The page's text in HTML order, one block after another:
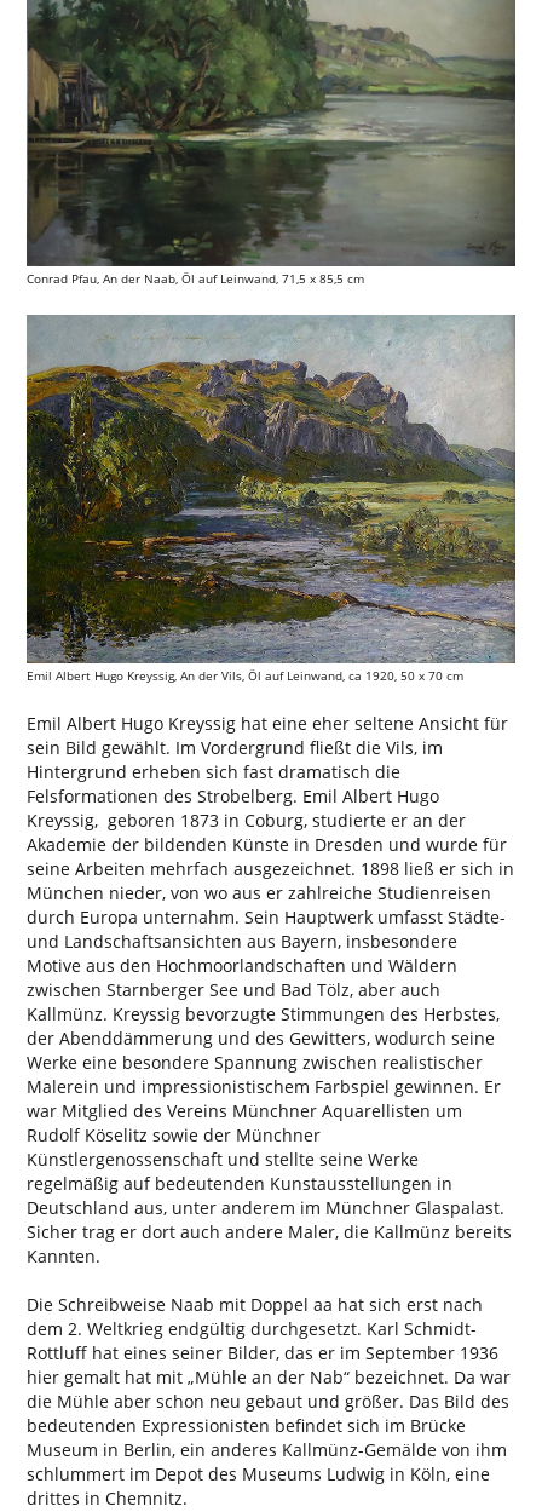
Conrad Pfau, An der Naab, Öl auf Leinwand, 71,5 x 85,5 cm
Emil Albert Hugo Kreyssig, An der Vils, Öl auf Leinwand, ca 1920, 50 x 70 cm
Emil Albert Hugo Kreyssig hat eine eher seltene Ansicht für
sein Bild gewählt. Im Vordergrund fließt die Vils, im
Hintergrund erheben sich fast dramatisch die
Felsformationen des Strobelberg. Emil Albert Hugo
Kreyssig, geboren 1873 in Coburg, studierte er an der
Akademie der bildenden Künste in Dresden und wurde für
seine Arbeiten mehrfach ausgezeichnet. 1898 ließ er sich in
München nieder, von wo aus er zahlreiche Studienreisen
durch Europa unternahm. Sein Hauptwerk umfasst Städte-
und Landschaftsansichten aus Bayern, insbesondere
Motive aus den Hochmoorlandschaften und Wäldern
zwischen Starnberger See und Bad Tölz, aber auch
Kallmünz. Kreyssig bevorzugte Stimmungen des Herbstes,
der Abenddämmerung und des Gewitters, wodurch seine
Werke eine besondere Spannung zwischen realistischer
Malerein und impressionistischem Farbspiel gewinnen. Er
war Mitglied des Vereins Münchner Aquarellisten um
Rudolf Köselitz sowie der Münchner
Künstlergenossenschaft und stellte seine Werke
regelmäßig auf bedeutenden Kunstausstellungen in
Deutschland aus, unter anderem im Münchner Glaspalast.
Sicher trag er dort auch andere Maler, die Kallmünz bereits
Kannten.
Die Schreibweise Naab mit Doppel aa hat sich erst nach
dem 2. Weltkrieg endgültig durchgesetzt. Karl Schmidt-
Rottluff hat eines seiner Bilder, das er im September 1936
hier gemalt hat mit „Mühle an der Nab“ bezeichnet. Da war
die Mühle aber schon neu gebaut und größer. Das Bild des
bedeutenden Expressionisten befindet sich im Brücke
Museum in Berlin, ein anderes Kallmünz-Gemälde von ihm
schlummert im Depot des Museums Ludwig in Köln, eine
drittes in Chemnitz.